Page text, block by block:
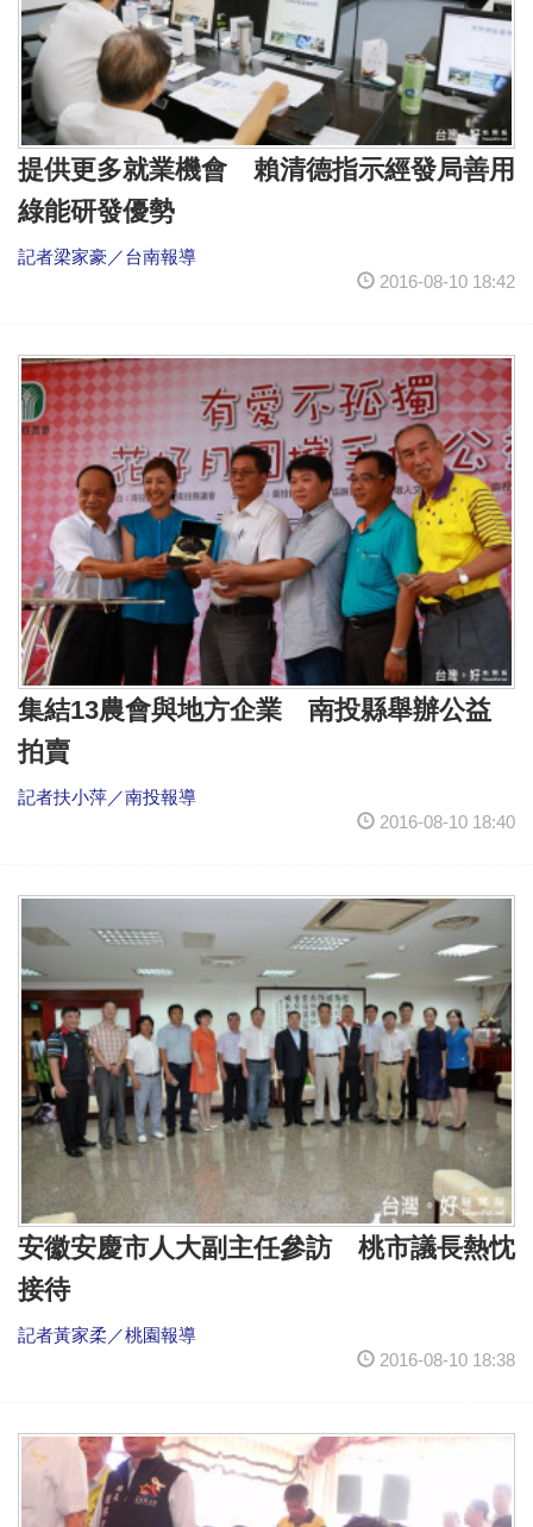
提供更多就業機會 賴清德指示經發局善用
綠能研發優勢
記者梁家豪／台南報導
2016-08-10 18:42
集結13農會與地方企業 南投縣舉辦公益
拍賣
記者扶小萍／南投報導
2016-08-10 18:40
安徽安慶市人大副主任參訪 桃市議長熱忱
接待
記者黃家柔／桃園報導
2016-08-10 18:38